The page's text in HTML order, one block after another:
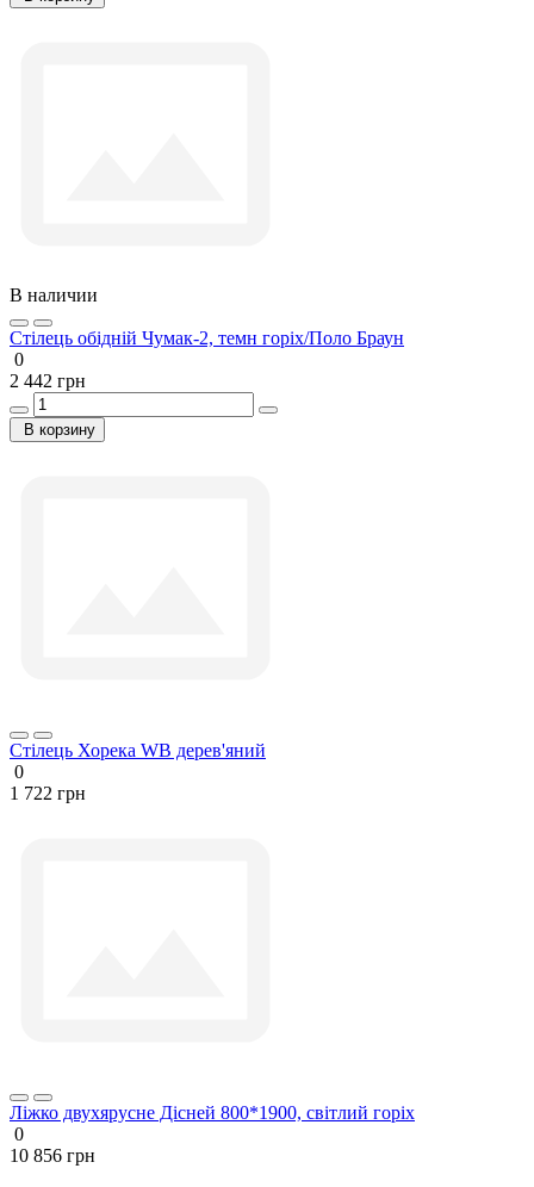
В наличии
Стілець обідній Чумак-2, темн горіх/Поло Браун
0
2 442 грн
В корзину
Стілець Хорека WB дерев'яний
0
1 722 грн
Ліжко двухярусне Дісней 800*1900, світлий горіх
0
10 856 грн